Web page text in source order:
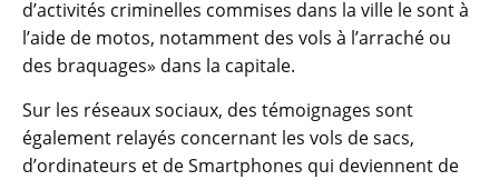
d’activités criminelles commises dans la ville le sont à
l’aide de motos, notamment des vols à l’arraché ou
des braquages» dans la capitale.
Sur les réseaux sociaux, des témoignages sont
également relayés concernant les vols de sacs,
d’ordinateurs et de Smartphones qui deviennent de